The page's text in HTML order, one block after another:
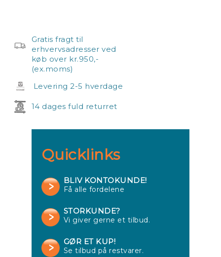
Gratis fragt til
erhvervsadresser ved
køb over kr.950,-
(ex.moms)
Levering 2-5 hverdage
14 dages fuld returret
Quicklinks
BLIV KONTOKUNDE!
Få alle fordelene
STORKUNDE?
Vi giver gerne et tilbud.
GØR ET KUP!
Se tilbud på restvarer.